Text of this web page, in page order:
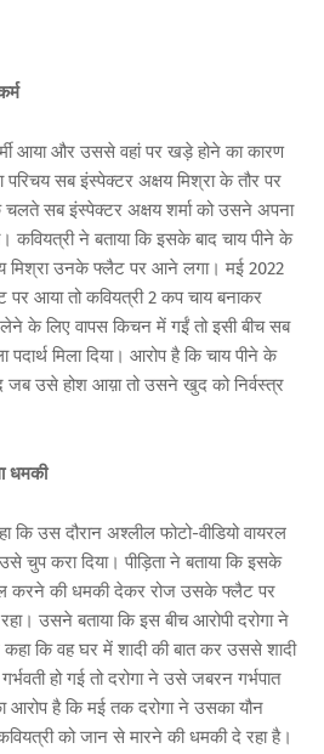
आया और उससे वहां पर खड़े होने का कारण
सब इंस्पेक्टर अक्षय मिश्रा के तौर पर
चलते सब इंस्पेक्टर अक्षय शर्मा को उसने अपना
कवियत्री ने बताया कि इसके बाद चाय पीने के
मिश्रा उनके फ्लैट पर आने लगा। मई 2022
आया तो कवियत्री 2 कप चाय बनाकर
के लिए वापस किचन में गईं तो इसी बीच सब
मिला दिया। आरोप है कि चाय पीने के
जब उसे होश आय़ा तो उसने खुद को निर्वस्त्र
धमकी
कि उस दौरान अश्लील फोटो-वीडियो वायरल
चुप करा दिया। पीड़िता ने बताया कि इसके
करने की धमकी देकर रोज उसके फ्लैट पर
उसने बताया कि इस बीच आरोपी दरोगा ने
कहा कि वह घर में शादी की बात कर उससे शादी
हो गई तो दरोगा ने उसे जबरन गर्भपात
आरोप है कि मई तक दरोगा ने उसका यौन
को जान से मारने की धमकी दे रहा है।